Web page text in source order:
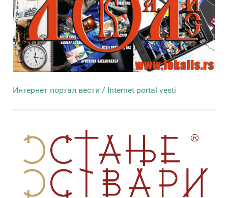
Интернет портал вести / Internet portal vesti